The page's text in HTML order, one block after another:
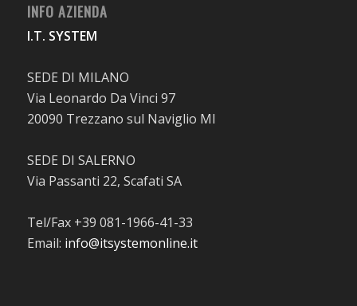
INFO AZIENDA
I.T. SYSTEM
SEDE DI MILANO
Via Leonardo Da Vinci 97
20090 Trezzano sul Naviglio MI
SEDE DI SALERNO
Via Passanti 22, Scafati SA
Tel/Fax +39 081-1966-41-33
Email: info@itsystemonline.it